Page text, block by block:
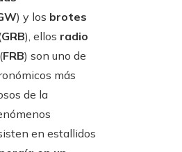
) y los brotes
GRB), ellos radio
(FRB) son uno de
más
de la
en estallidos